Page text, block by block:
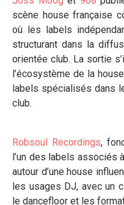
scène house française
où les labels
structurant dans la
orientée club. La sortie
l’écosystème de la
labels spécialisés dans
club.
Robsoul Recordings,
l’un des labels associés
autour d’une house
les usages DJ, avec un
le dancefloor et les